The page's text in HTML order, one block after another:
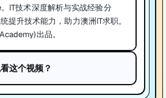
IT技术深度解析与实战经验分
提升技术能力，助力澳洲IT求职。
出品。
这个视频？